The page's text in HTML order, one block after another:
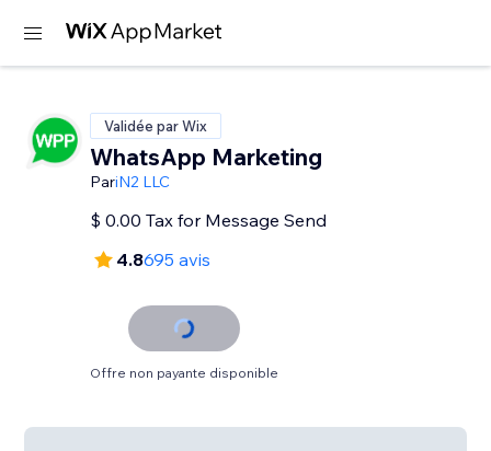
Validée par Wix
WhatsApp Marketing
PariN2 LLC
$ 0.00 Tax for Message Send
4.8695 avis
Offre non payante disponible